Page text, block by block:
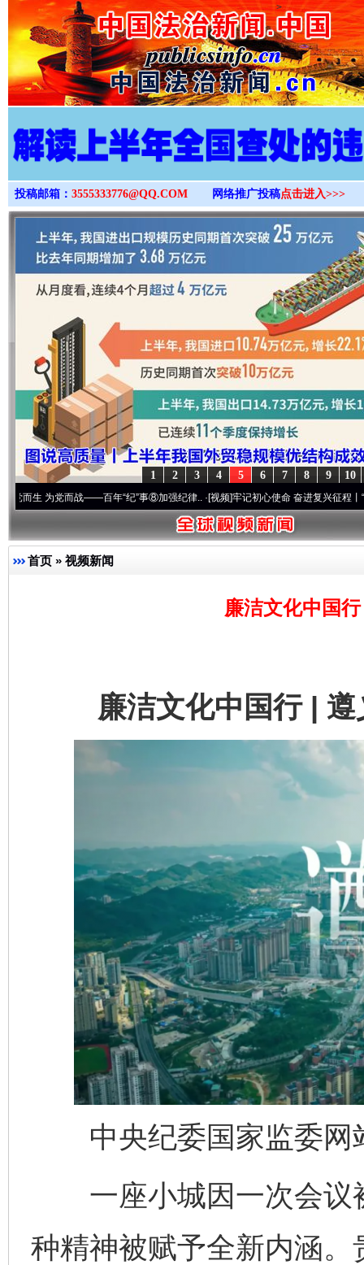
>
投稿邮箱： 3555333776@QQ.COM 网络推广投稿点击进入>>>
10
9
8
7
6
5
4
3
2
1
党而战——百年“纪”事⑧加强纪律..·[视频]牢记初心使命 奋进复兴征程丨“转折之城”
首页 » 视频新闻
廉洁文化中国
廉洁文化中国行 | 遵
中央纪委国家监委网
一座小城因一次会议
种精神被赋予全新内涵。